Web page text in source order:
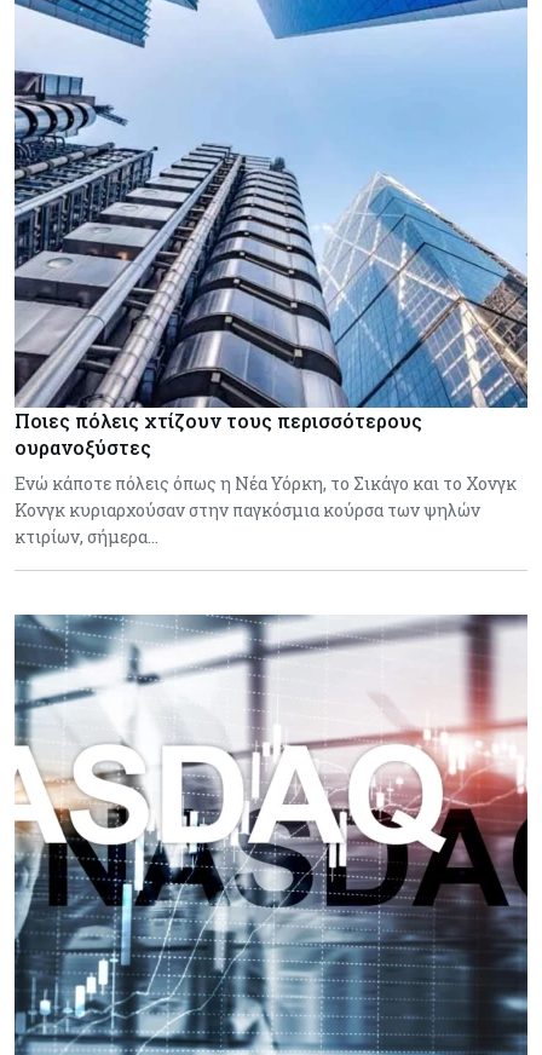
Ποιες πόλεις χτίζουν τους περισσότερους
ουρανοξύστες
Ενώ κάποτε πόλεις όπως η Νέα Υόρκη, το Σικάγο και το Χονγκ
Κονγκ κυριαρχούσαν στην παγκόσμια κούρσα των ψηλών
κτιρίων, σήμερα…